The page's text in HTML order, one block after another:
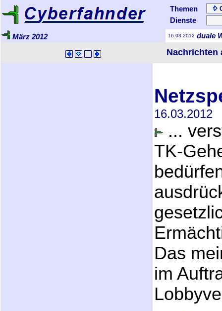
Themen
Dienste
März 2012 16.03.2012 duale
Nachrichten
16.03.2012
...
TK-
Das
im